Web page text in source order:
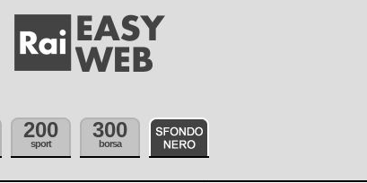
200
sport
300
borsa